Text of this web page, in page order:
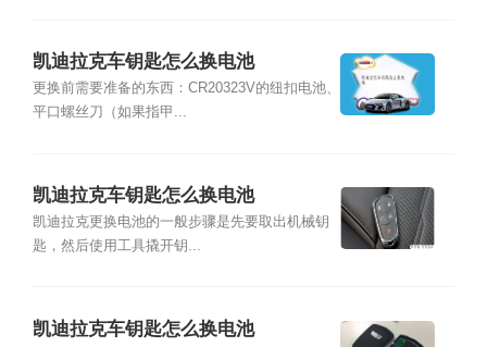
凯迪拉克车钥匙怎么换电池
更换前需要准备的东西：CR20323V的纽扣电池、
平口螺丝刀（如果指甲...
凯迪拉克车钥匙怎么换电池
凯迪拉克更换电池的一般步骤是先要取出机械钥
匙，然后使用工具撬开钥...
凯迪拉克车钥匙怎么换电池